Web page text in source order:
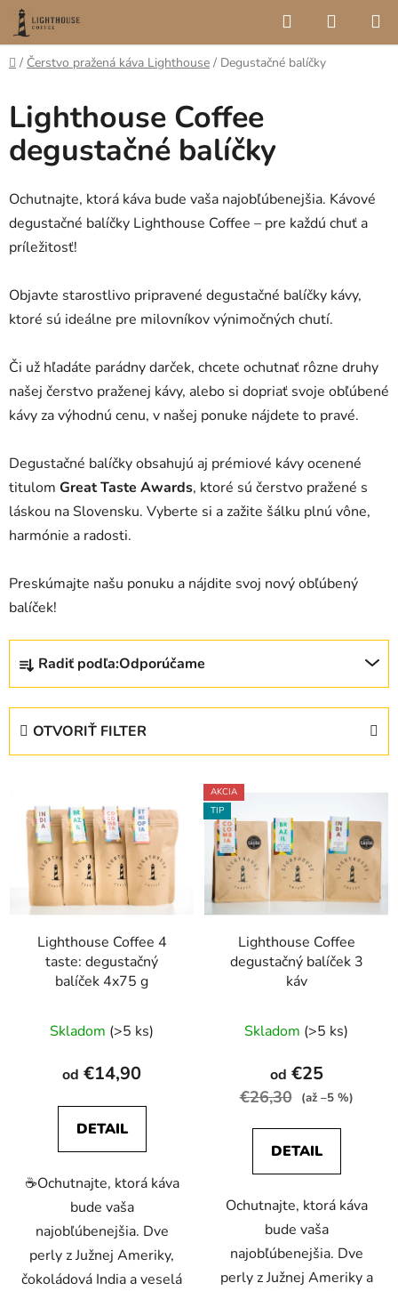
Prejsť
obsah
Hľadať
KOŠÍK
Domov
/ Čerstvo pražená káva Lighthouse / Degustačné balíčky
Lighthouse Coffee
degustačné balíčky
Ochutnajte, ktorá káva bude vaša najobľúbenejšia. Kávové
degustačné balíčky Lighthouse Coffee – pre každú chuť a
príležitosť!
Objavte starostlivo pripravené degustačné balíčky kávy,
ktoré sú ideálne pre milovníkov výnimočných chutí.
Či už hľadáte parádny darček, chcete ochutnať rôzne druhy
našej čerstvo praženej kávy, alebo si dopriať svoje obľúbené
kávy za výhodnú cenu, v našej ponuke nájdete to pravé.
Degustačné balíčky obsahujú aj prémiové kávy ocenené
titulom Great Taste Awards, ktoré sú čerstvo pražené s
láskou na Slovensku. Vyberte si a zažite šálku plnú vône,
harmónie a radosti.
Preskúmajte našu ponuku a nájdite svoj nový obľúbený
balíček!
R
d
Radiť podľa:Odporúčame
OTVORIŤ FILTER
Lighthouse Coffee 4
taste: degustačný
balíček 4x75 g
hodnotenie
produktu
5,0
z
hviezdičiek.
Skladom (>5 ks)
od €14,90
DETAIL
☕️Ochutnajte, ktorá káva
bude vaša
najobľúbenejšia. Dve
perly z Južnej Ameriky,
čokoládová India a veselá
AKCIA
TIP
Lighthouse Coffee
degustačný balíček 3
káv
Skladom (>5 ks)
od €25
€26,30 (až –5 %)
DETAIL
Ochutnajte, ktorá káva
bude vaša
najobľúbenejšia. Dve
perly z Južnej Ameriky a